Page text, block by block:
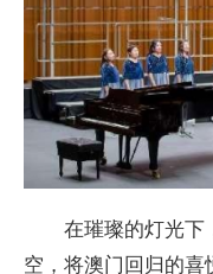
在璀璨的灯光下
空，将澳门回归的